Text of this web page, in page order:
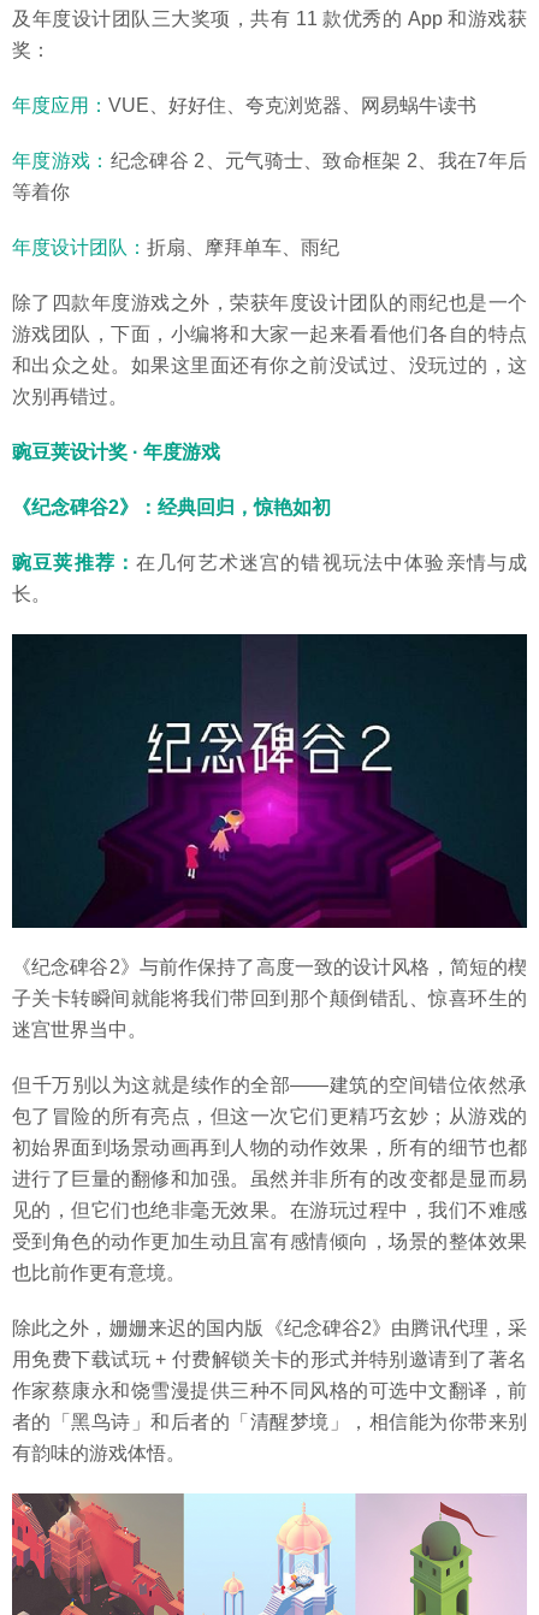
及年度设计团队三大奖项，共有 11 款优秀的 App 和游戏获
奖：
年度应用： VUE、好好住、夸克浏览器、网易蜗牛读书
年度游戏： 纪念碑谷 2、元气骑士、致命框架 2、我在7年后
等着你
年度设计团队： 折扇、摩拜单车、雨纪
除了四款年度游戏之外，荣获年度设计团队的雨纪也是一个
游戏团队，下面，小编将和大家一起来看看他们各自的特点
和出众之处。如果这里面还有你之前没试过、没玩过的，这
次别再错过。
豌豆荚设计奖 · 年度游戏
《纪念碑谷2》：经典回归，惊艳如初
豌豆荚推荐： 在几何艺术迷宫的错视玩法中体验亲情与成
长。
《纪念碑谷2》与前作保持了高度一致的设计风格，简短的楔
子关卡转瞬间就能将我们带回到那个颠倒错乱、惊喜环生的
迷宫世界当中。
但千万别以为这就是续作的全部——建筑的空间错位依然承
包了冒险的所有亮点，但这一次它们更精巧玄妙；从游戏的
初始界面到场景动画再到人物的动作效果，所有的细节也都
进行了巨量的翻修和加强。虽然并非所有的改变都是显而易
见的，但它们也绝非毫无效果。在游玩过程中，我们不难感
受到角色的动作更加生动且富有感情倾向，场景的整体效果
也比前作更有意境。
除此之外，姗姗来迟的国内版《纪念碑谷2》由腾讯代理，采
用免费下载试玩 + 付费解锁关卡的形式并特别邀请到了著名
作家蔡康永和饶雪漫提供三种不同风格的可选中文翻译，前
者的「黑鸟诗」和后者的「清醒梦境」，相信能为你带来别
有韵味的游戏体悟。